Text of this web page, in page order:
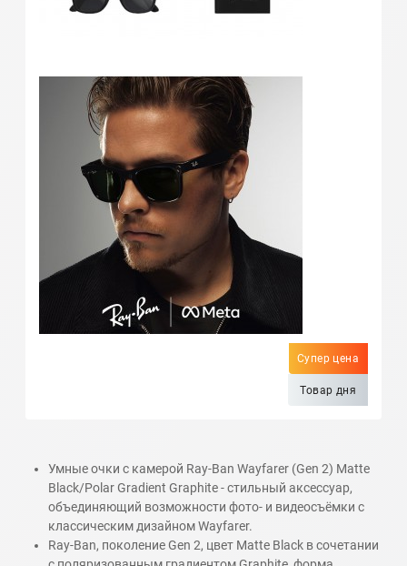
Супер цена
Товар дня
Умные очки с камерой Ray-Ban Wayfarer (Gen 2) Matte
Black/Polar Gradient Graphite - стильный аксессуар,
объединяющий возможности фото- и видеосъёмки с
классическим дизайном Wayfarer.
Ray-Ban, поколение Gen 2, цвет Matte Black в сочетании